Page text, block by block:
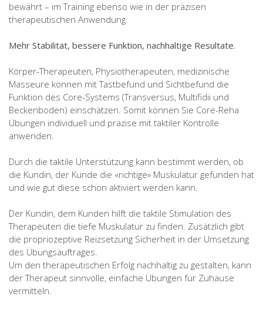
bewährt – im Training ebenso wie in der präzisen
therapeutischen Anwendung.
Mehr Stabilität, bessere Funktion, nachhaltige Resultate.
Körper-Therapeuten, Physiotherapeuten, medizinische
Masseure können mit Tastbefund und Sichtbefund die
Funktion des Core-Systems (Transversus, Multifidii und
Beckenboden) einschätzen. Somit können Sie Core-Reha
Übungen individuell und präzise mit taktiler Kontrolle
anwenden.
Durch die taktile Unterstützung kann bestimmt werden, ob
die Kundin, der Kunde die «richtige» Muskulatur gefunden hat
und wie gut diese schon aktiviert werden kann.
Der Kundin, dem Kunden hilft die taktile Stimulation des
Therapeuten die tiefe Muskulatur zu finden. Zusätzlich gibt
die propriozeptive Reizsetzung Sicherheit in der Umsetzung
des Übungsauftrages.
Um den therapeutischen Erfolg nachhaltig zu gestalten, kann
der Therapeut sinnvolle, einfache Übungen für Zuhause
vermitteln.